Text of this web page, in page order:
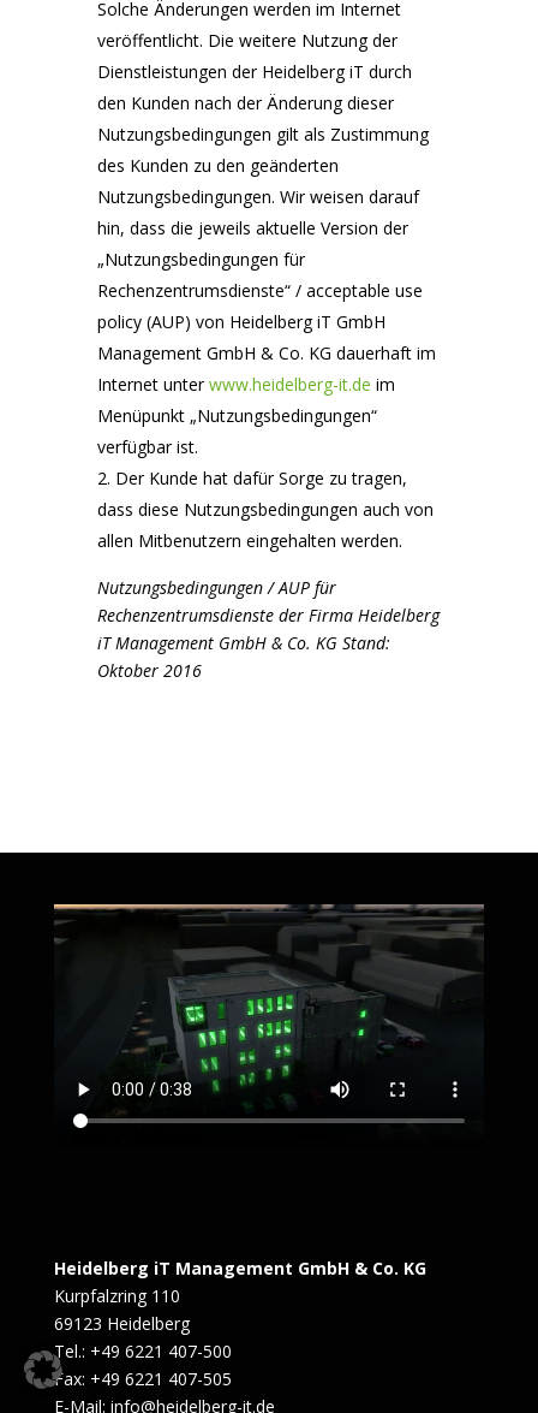
Solche Änderungen werden im Internet
veröffentlicht. Die weitere Nutzung der
Dienstleistungen der Heidelberg iT durch
den Kunden nach der Änderung dieser
Nutzungsbedingungen gilt als Zustimmung
des Kunden zu den geänderten
Nutzungsbedingungen. Wir weisen darauf
hin, dass die jeweils aktuelle Version der
„Nutzungsbedingungen für
Rechenzentrumsdienste“ / acceptable use
policy (AUP) von Heidelberg iT GmbH
Management GmbH & Co. KG dauerhaft im
Internet unterwww.heidelberg-it.de im
Menüpunkt „Nutzungsbedingungen“
verfügbar ist.
Der Kunde hat dafür Sorge zu tragen,
dass diese Nutzungsbedingungen auch von
allen Mitbenutzern eingehalten werden.
Nutzungsbedingungen / AUP für
Rechenzentrumsdienste der Firma Heidelberg
iT Management GmbH & Co. KG Stand:
Oktober 2016
Heidelberg iT Management GmbH & Co. KG
Kurpfalzring 110
69123 Heidelberg
Tel.: +49 6221 407-500
Fax: +49 6221 407-505
E-Mail: info@heidelberg-it.de